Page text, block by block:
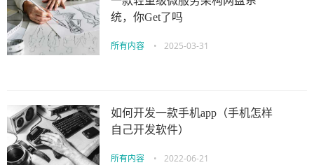
统，你Get了吗
所有内容 • 2025-03-31
如何开发一款手机app（手机怎样
自己开发软件）
所有内容 • 2022-06-21